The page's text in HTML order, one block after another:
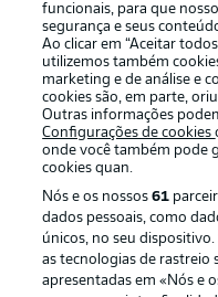
Oferecido por
funcionais, para que
segurança e seus
Ao clicar em “Aceitar
utilizemos também
marketing e de análise e
cookies são, em parte,
Outras informações
Configurações de cookies
onde você também pode
cookies quan.
Nós e os nossos61
dados pessoais, como
únicos, no seu
as tecnologias de rastreio
apresentadas em «Nós e